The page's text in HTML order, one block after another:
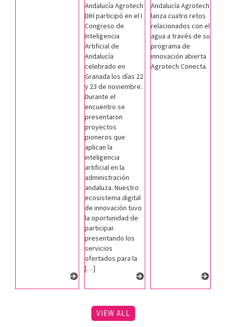
Andalucía Agrotech
DIH participó en el I
Congreso de
Inteligencia
Artificial de
Andalucía
celebrado en
Granada los días 22
y 23 de noviembre.
Durante el
encuentro se
presentaron
proyectos
pioneros que
aplican la
inteligencia
artificial en la
administración
andaluza. Nuestro
ecosistema digital
de innovación tuvo
la oportunidad de
participar
presentando los
servicios
ofertados para la
[…]
Andalucía Agrotech
lanza cuatro retos
relacionados con el
agua a través de su
programa de
innovación abierta
Agrotech Conecta.
VIEW ALL